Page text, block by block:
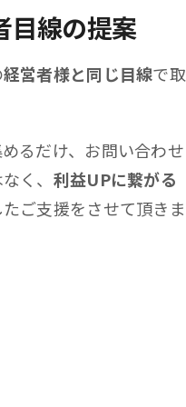
目線の提案
経営者様と同じ目線で取
るだけ、お問い合わせ
く、 利益UPに繋がる
ご支援をさせて頂きま